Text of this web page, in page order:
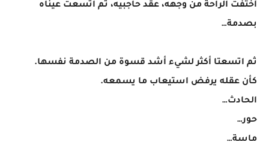
أختفت الراحة من وجهه، عقد حاجبيه، ثم اتسعت عيناه
بصدمة…
ثم اتسعتا أكثر لشيء أشد قسوة من الصدمة نفسها.
كأن عقله يرفض استيعاب ما يسمعه.
الحادث…
حور…
ماسة…